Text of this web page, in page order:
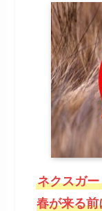
ネクスガ
春が来る